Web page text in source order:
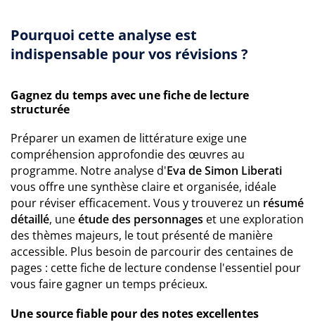
Pourquoi cette analyse est
indispensable pour vos révisions ?
Gagnez du temps avec une fiche de lecture
structurée
Préparer un examen de littérature exige une
compréhension approfondie des œuvres au
programme. Notre analyse d'Eva de Simon Liberati
vous offre une synthèse claire et organisée, idéale
pour réviser efficacement. Vous y trouverez un résumé
détaillé, uneétude des personnages et une exploration
des thèmes majeurs, le tout présenté de manière
accessible. Plus besoin de parcourir des centaines de
pages : cette fiche de lecture condense l'essentiel pour
vous faire gagner un temps précieux.
Une source fiable pour des notes excellentes